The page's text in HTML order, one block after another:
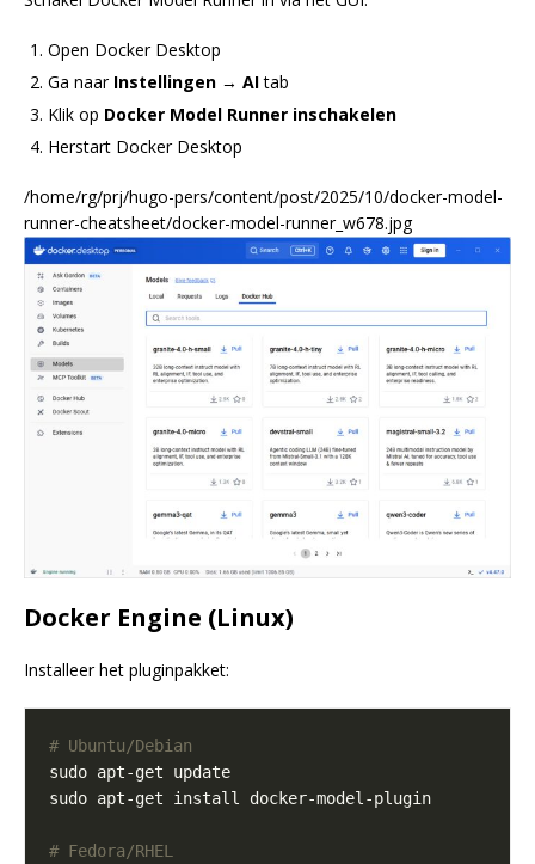
Open Docker Desktop
Ga naar Instellingen → AItab
Klik op Docker Model Runner inschakelen
Herstart Docker Desktop
/home/rg/prj/hugo-pers/content/post/2025/10/docker-model-
runner-cheatsheet/docker-model-runner_w678.jpg
Docker Engine (Linux)
Installeer het pluginpakket:
# Ubuntu/Debian
# Fedora/RHEL